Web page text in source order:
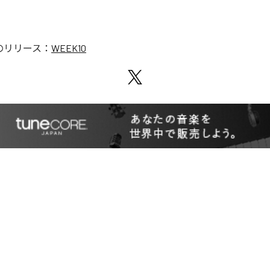
リリース： WEEK10